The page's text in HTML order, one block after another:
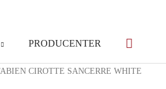
PRODUCENTER
CIROTTE SANCERRE WHITE